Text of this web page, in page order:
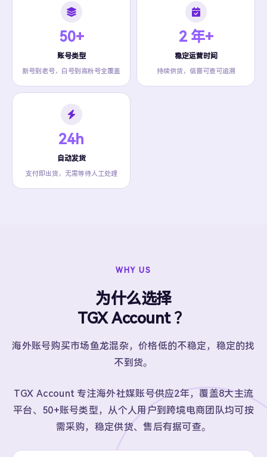
50+
账号类型
新号到老号，白号到高粉号全覆盖
2 年+
稳定运营时间
持续供货，信誉可查可追溯
24h
自动发货
支付即出货，无需等待人工处理
WHY US
为什么选择
TGX Account ？
海外账号购买市场鱼龙混杂，价格低的不稳定，稳定的找
不到货。
TGX Account 专注海外社媒账号供应2年，覆盖8大主流
平台、50+账号类型，从个人用户到跨境电商团队均可按
需采购，稳定供货、售后有据可查。